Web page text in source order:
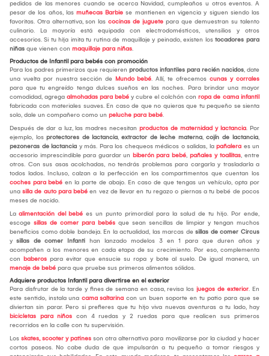
pedidos de las menores cuando se acerca Navidad, cumpleaños u otros eventos. A
pesar de los años, las muñecas Barbie se mantienen en vigencia y siguen siendo las
favoritas. Otra alternativa, son las cocinas de juguete para que demuestran su talento
culinario. La mayoría está equipada con electrodomésticos, utensilios y otros
accesorios. Si tu hija imita tu rutina de maquillaje y peinado, existen los tocadores para
niñas que vienen con maquillaje para niñas.
Productos de Infantil para bebés con promoción
Para los padres primerizos que requieren productos infantiles para recién nacidos, date
una vuelta por nuestra sección de Mundo bebé. Allí, te ofrecemos cunas y corrales
para que tu engreído tenga dulces sueños en las noches. Para brindar una mayor
comodidad, agrega almohadas para bebé y cubre el colchón con ropa de cama infantil
fabricada con materiales suaves. En caso de que no quieras que tu pequeño se sienta
solo, dale un compañero como un peluche para bebé.
Después de dar a luz, las madres necesitan productos de maternidad y lactancia. Por
ejemplo, los protectores de lactancia, extractor de leche materna, cojín de lactancia,
pezoneras de lactancia y más. Para los chequeos médicos o salidas, la pañalera es un
accesorio imprescindible para guardar un biberón para bebé, pañales y toallitas, entre
otros. Con sus asas acolchadas, no tendrás problemas para cargarla y trasladarla a
todos lados. Incluso, calzan a la perfección en los compartimentos que cuentan los
coches para bebé en la parte de abajo. En caso de que tengas un vehículo, opta por
una silla de auto para bebé en vez de llevar en tu regazo o piernas a tu bebé de pocos
meses de nacido.
La alimentación del bebé es un punto primordial para la salud de tu hijo. Por ende,
escoge sillas de comer para bebés que sean sencillas de limpiar y tengan muchos
beneficios como doble bandeja. En la actualidad, las marcas de sillas de comer Circus
y sillas de comer Infanti han lanzado modelos 3 en 1 para que duren años y
acompañen a los menores en cada etapa de su crecimiento. Por eso, complementa
con baberos para evitar que ensucie su ropa y bote al suelo. De igual manera, un
menaje de bebé para que pruebe sus primeros alimentos sólidos.
Adquiere productos Infantil para divertirse en el exterior
Para disfrutar de la tarde y fines de semana en casa, revisa los juegos de exterior. En
este sentido, instala una cama saltarina con un buen soporte en tu patio para que se
diviertan sin parar. Pero si prefieres que tu hijo viva nuevas aventuras a tu lado, hay
bicicletas para niños con 4 ruedas y 2 ruedas para que realicen sus primeros
recorridos en la calle con tu supervisión.
Los skates, scooter y patines son otra alternativa para movilizarse por la ciudad y hacer
cortos paseos. No cabe duda de que impulsarán a tu pequeño a tomar riesgos y